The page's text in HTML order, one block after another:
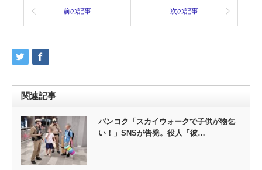
前の記事 次の記事
関連記事
バンコク「スカイウォークで子供が物乞
い！」SNSが告発。役人「彼…